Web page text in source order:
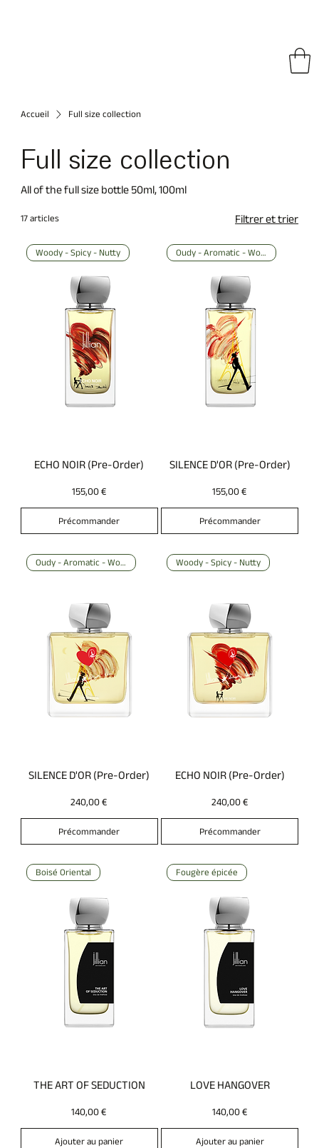
Accueil Full size collection
Full size collection
All of the full size bottle 50ml, 100ml
17 articles Filtrer et trier
Woody - Spicy - Nutty
ECHO NOIR (Pre-Order)
Prix
155,00 €
Précommander
Oudy - Aromatic - Woody
SILENCE D'OR (Pre-Order)
Prix
155,00 €
Précommander
Oudy - Aromatic - Woody
SILENCE D'OR (Pre-Order)
Prix
240,00 €
Précommander
Woody - Spicy - Nutty
ECHO NOIR (Pre-Order)
Prix
240,00 €
Précommander
Boisé Oriental
THE ART OF SEDUCTION
Prix
140,00 €
Ajouter au panier
Fougère épicée
LOVE HANGOVER
Prix
140,00 €
Ajouter au panier